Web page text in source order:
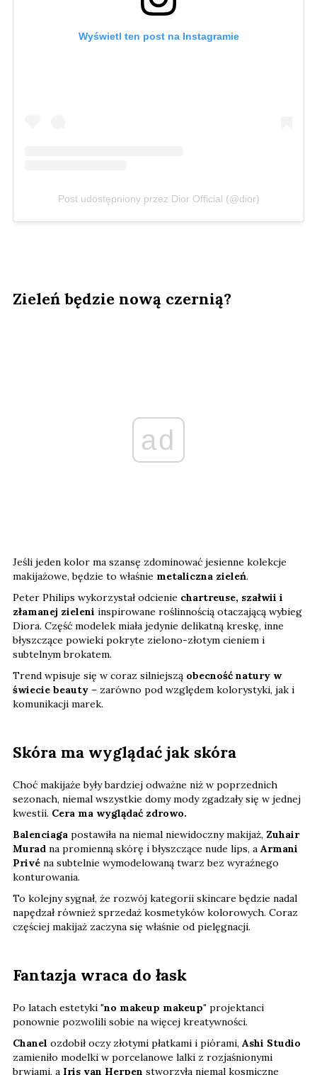
Wyświetl ten post na Instagramie
Post udostępniony przez Dior Official (@dior)
Zieleń będzie nową czernią?
ad
Jeśli jeden kolor ma szansę zdominować jesienne kolekcje
makijażowe, będzie to właśnie metaliczna zieleń.
Peter Philips wykorzystał odcienie chartreuse, szałwii i
złamanej zieleni inspirowane roślinnością otaczającą wybieg
Diora. Część modelek miała jedynie delikatną kreskę, inne
błyszczące powieki pokryte zielono-złotym cieniem i
subtelnym brokatem.
Trend wpisuje się w coraz silniejszą obecność natury w
świecie beauty – zarówno pod względem kolorystyki, jak i
komunikacji marek.
Skóra ma wyglądać jak skóra
Choć makijaże były bardziej odważne niż w poprzednich
sezonach, niemal wszystkie domy mody zgadzały się w jednej
kwestii. Cera ma wyglądać zdrowo.
Balenciaga postawiła na niemal niewidoczny makijaż, Zuhair
Murad na promienną skórę i błyszczące nude lips, a Armani
Privé na subtelnie wymodelowaną twarz bez wyraźnego
konturowania.
To kolejny sygnał, że rozwój kategorii skincare będzie nadal
napędzał również sprzedaż kosmetyków kolorowych. Coraz
częściej makijaż zaczyna się właśnie od pielęgnacji.
Fantazja wraca do łask
Po latach estetyki "no makeup makeup" projektanci
ponownie pozwolili sobie na więcej kreatywności.
Chanel ozdobił oczy złotymi płatkami i piórami, Ashi Studio
zamieniło modelki w porcelanowe lalki z rozjaśnionymi
brwiami, a Iris van Herpen stworzyła niemal kosmiczne